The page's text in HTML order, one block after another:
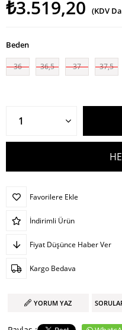
₺3.519,20 (KDV
Beden
36 36,5 37 37,5
Favorilere Ekle
İndirimli Ürün
Fiyat Düşünce Haber Ver
Kargo Bedava
YORUM YAZ